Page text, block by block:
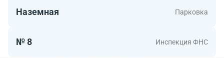
Наземная Парковка
№ 8 Инспекция ФНС